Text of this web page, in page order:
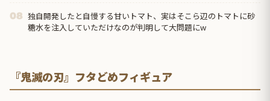
08 独自開発したと自慢する甘いトマト、実はそこら辺のトマトに砂
糖水を注入していただけなのが判明して大問題にw
『鬼滅の刃』フタどめフィギュア